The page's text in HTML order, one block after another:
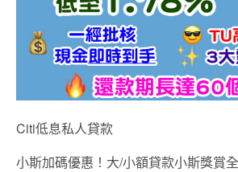
Citi低息私人貸款
小斯加碼優惠！大/小額貸款小斯獎賞